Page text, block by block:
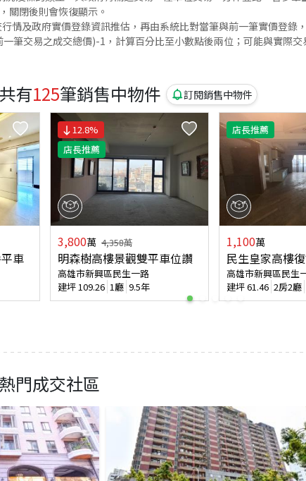
關閉後則會恢復顯示。
情及政府實價登錄資訊推估，再由系統比對當筆與前一筆實價登錄
筆交易之成交總價)-1，計算百分比至小數點後兩位；可能與實際交
共有125筆銷售中物件 訂閱銷售中物件
車
12.8%
店長推薦
3,800萬 4,358萬
明森樹高樓景觀雙平車位讚
高雄市新興區民生一路
建坪 109.26 1廳 9.5年
店長推薦
1,100萬
民生皇家高樓
高雄市新興區民生
建坪61.46 2房2廳
熱門成交社區